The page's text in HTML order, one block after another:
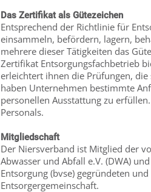
Das Zertifikat als Gütezeichen
Entsprechend der Richtlinie für
einsammeln, befördern, lagern,
mehrere dieser Tätigkeiten das
Zertifikat Entsorgungsfachbetrieb
erleichtert ihnen die Prüfungen,
haben Unternehmen bestimmte
personellen Ausstattung zu
Personals.
Mitgliedschaft
Der Niersverband ist Mitglied der
Abwasser und Abfall e.V. (DWA)
Entsorgung (bvse) gegründeten
Entsorgergemeinschaft.